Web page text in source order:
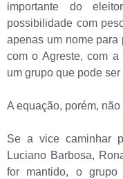
importante do
possibilidade com
apenas um nome para
com o Agreste, com
um grupo que pode
A equação, porém,
Se a vice caminhar
Luciano Barbosa,
for mantido, o